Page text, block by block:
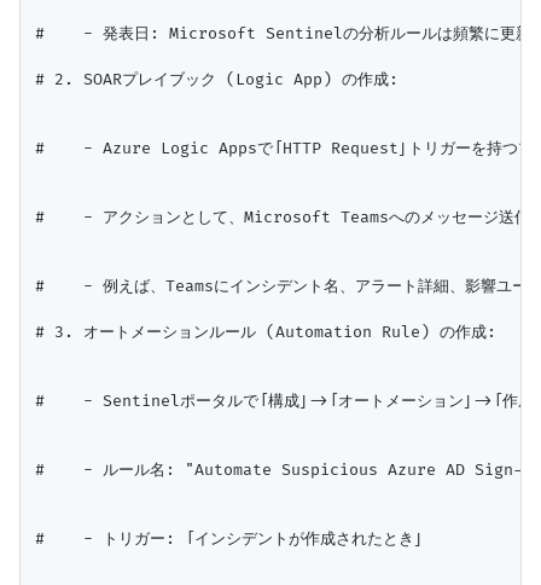
#    - 発表日: Microsoft Sentinelの分析ルールは頻繁に更新さ
# 2. SOARプレイブック (Logic App) の作成:
#    - Azure Logic Appsで「HTTP Request」トリガーを持つプ
#    - アクションとして、Microsoft Teamsへのメッセージ送信や
#    - 例えば、Teamsにインシデント名、アラート詳細、影響ユー
# 3. オートメーションルール (Automation Rule) の作成:
#    - Sentinelポータルで「構成」->「オートメーション」->「作成」
#    - ルール名: "Automate Suspicious Azure AD Sign-in
#    - トリガー: 「インシデントが作成されたとき」